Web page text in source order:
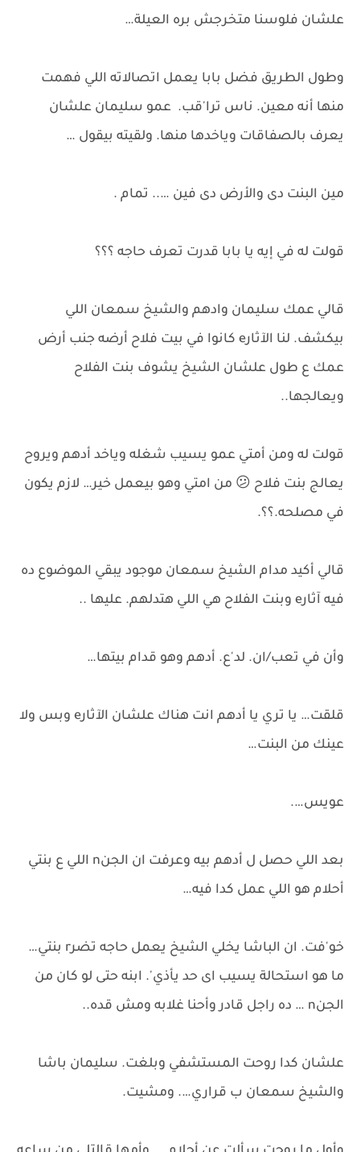
علشان فلوسنا متخرجش بره العيلة…
وطول الطريق فضل بابا يعمل اتصالاته اللي فهمت
منها أنه معين. ناس ترا'قب. عمو سليمان علشان
يعرف بالصفاقات وياخدها منها. ولقيته بيقول …
مين البنت دى والأرض دى فين ….. تمام .
قولت له في إيه يا بابا قدرت تعرف حاجه ؟؟؟
قالي عمك سليمان وادهم والشيخ سمعان اللي
بيكشف. لنا الآثارe كانوا في بيت فلاح أرضه جنب أرض
عمك ع طول علشان الشيخ يشوف بنت الفلاح
ويعالجها..
قولت له ومن أمتي عمو يسيب شغله وياخد أدهم ويروح
يعالج بنت فلاح 😕 من امتي وهو بيعمل خير… لازم يكون
في مصلحه.؟؟.
قالي أكيد مدام الشيخ سمعان موجود يبقي الموضوع ده
فيه آثارe وبنت الفلاح هي اللي هتدلهم. عليها ..
وأن في تعب/ان. لد'ع. أدهم وهو قدام بيتها…
قلقت… يا تري يا أدهم انت هناك علشان الآثارe وبس ولا
عينك من البنت…
عويس….
بعد اللي حصل ل أدهم بيه وعرفت ان الجنn اللي ع بنتي
أحلام هو اللي عمل كدا فيه…
خو'فت. ان الباشا يخلي الشيخ يعمل حاجه تضرr بنتي…
ما هو استحالة يسيب اى حد يأذي'. ابنه حتى لو كان من
الجنn … ده راجل قادر وأحنا غلابه ومش قده..
علشان كدا روحت المستشفي وبلغت. سليمان باشا
والشيخ سمعان ب قراري…. ومشيت.